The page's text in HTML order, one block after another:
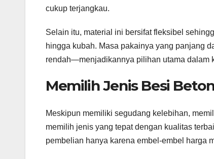
cukup terjangkau.
Selain itu, material ini bersifat fleksibel
hingga kubah. Masa pakainya yang panjang
rendah—menjadikannya pilihan utama dalam
Memilih Jenis Besi
Meskipun memiliki segudang kelebihan,
memilih jenis yang tepat dengan kualitas
pembelian hanya karena embel-embel harga